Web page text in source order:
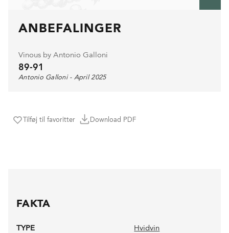
Tilføj til favoritter Download PDF
ANBEFALINGER
Vinous by Antonio Galloni
89-91
Antonio Galloni - April 2025
FAKTA
TYPE
Hvidvin